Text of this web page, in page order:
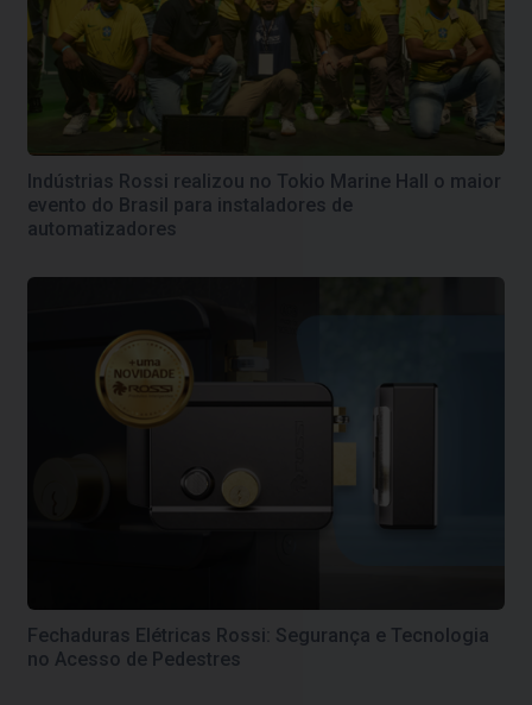
Indústrias Rossi realizou no Tokio Marine Hall o maior
evento do Brasil para instaladores de
automatizadores
Fechaduras Elétricas Rossi: Segurança e Tecnologia
no Acesso de Pedestres